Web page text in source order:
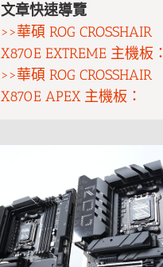
文章快速導覽
>>華碩 ROG CROSSHAIR
X870E EXTREME 主機板：
>>華碩 ROG CROSSHAIR
X870E APEX 主機板：